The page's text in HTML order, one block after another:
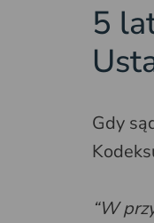
5
Gdy
“W